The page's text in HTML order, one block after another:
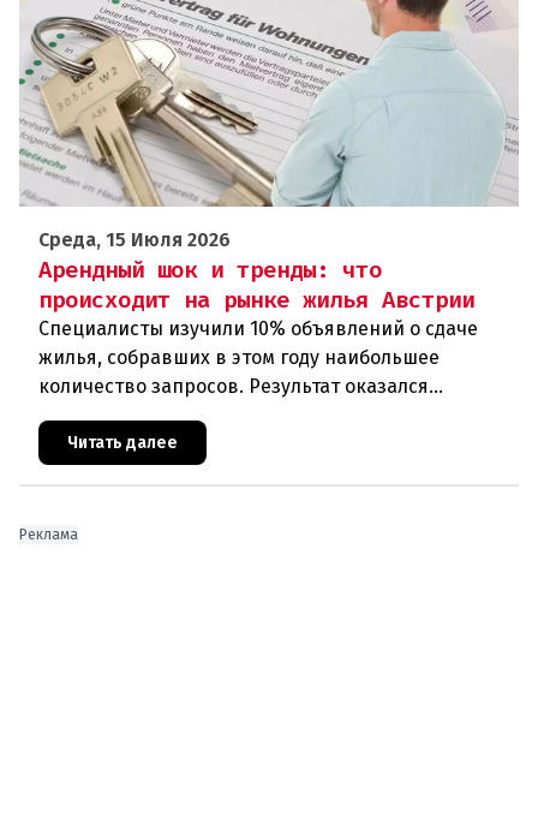
Среда, 15 Июля 2026
Арендный шок и тренды: что
происходит на рынке жилья Австрии
Специалисты изучили 10% объявлений о сдаче
жилья, собравших в этом году наибольшее
количество запросов. Результат оказался
востребованная квартира теперь обхо
Читать далее
Реклама